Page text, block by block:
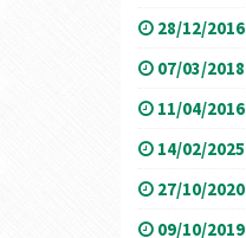
28/12/2016
07/03/2018
11/04/2016
14/02/2025
27/10/2020
09/10/2019